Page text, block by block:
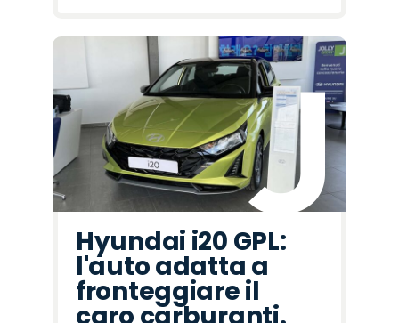
Hyundai i20 GPL:
l'auto adatta a
fronteggiare il